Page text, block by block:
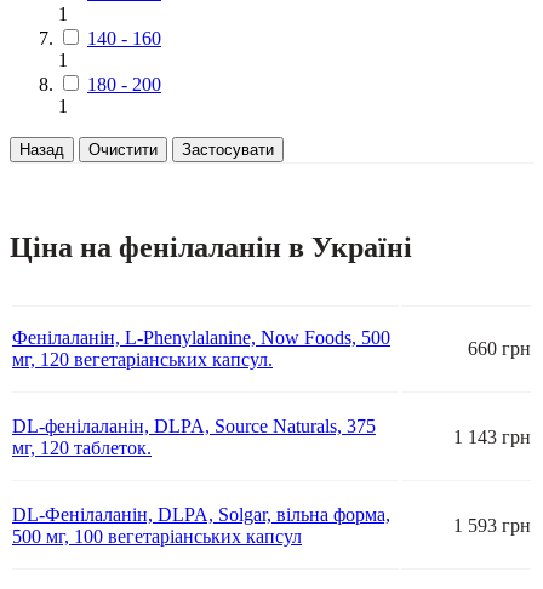
1
140 - 160
1
180 - 200
1
Назад Очистити Застосувати
Ціна на фенілаланін в Україні
Фенілаланін, L-Phenylalanine, Now Foods, 500
мг, 120 вегетаріанських капсул.
660 грн
DL-фенілаланін, DLPA, Source Naturals, 375
мг, 120 таблеток.
1 143 грн
DL-Фенілаланін, DLPA, Solgar, вільна форма,
500 мг, 100 вегетаріанських капсул
1 593 грн